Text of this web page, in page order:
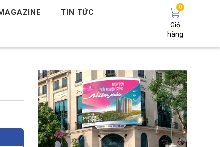
TIN TỨC
0
Giỏ
hàng